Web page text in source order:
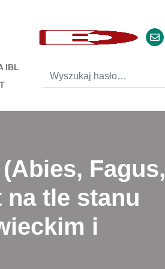
IBL
Fagus,
na tle stanu
i